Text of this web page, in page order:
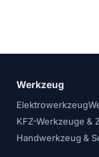
Werkzeug
Elektrowerkzeug
KFZ-Werkzeuge &
Handwerkzeug &